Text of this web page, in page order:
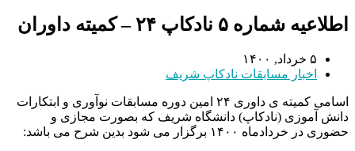
اطلاعیه شماره ۵ نادکاپ ۲۴ – کمیته داوران
۵ خرداد, ۱۴۰۰
اخبار مسابقات نادکاپ شریف
اسامی کمیته ی داوری ۲۴ امین دوره مسابقات نوآوری و ابتکارات
دانش آموزی (نادکاپ) دانشگاه شریف که بصورت مجازی و
حضوری در خردادماه ۱۴۰۰ برگزار می شود بدین شرح می باشد: